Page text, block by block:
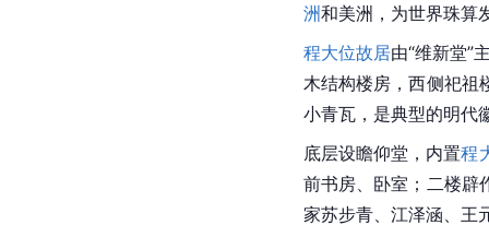
洲和美洲，为世界珠算
程大位故居由“维新堂”
木结构楼房，西侧祀祖
小青瓦，是典型的明代
底层设瞻仰堂，内置程
前书房、卧室；二楼辟
家苏步青 江泽涵 王